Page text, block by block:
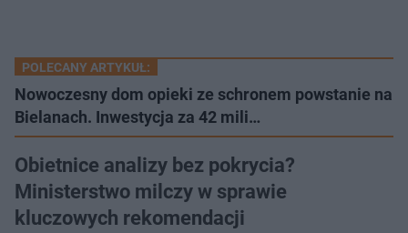
POLECANY ARTYKUŁ:
Nowoczesny dom opieki ze schronem powstanie na
Bielanach. Inwestycja za 42 mili…
Obietnice analizy bez pokrycia?
Ministerstwo milczy w sprawie
kluczowych rekomendacji